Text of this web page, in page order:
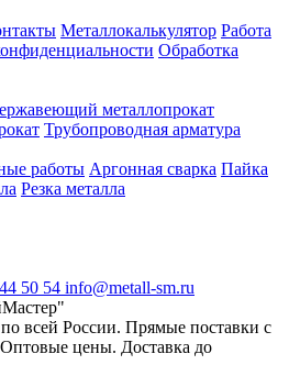
Металлокалькулятор Работа
Обработка
металлопрокат
Трубопроводная арматура
работы Аргонная сварка Пайка
Резка металла
50 54 info@metall-sm.ru
всей России. Прямые поставки с
цены. Доставка до